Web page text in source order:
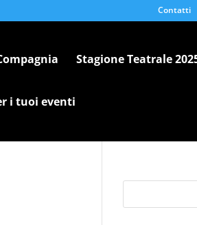
Contatti
Stagione Teatrale
i tuoi eventi